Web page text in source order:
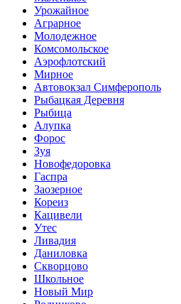
Урожайное
Аграрное
Молодежное
Комсомольское
Аэрофлотский
Мирное
Автовокзал Симферополь
Рыбацкая Деревня
Рыбица
Алупка
Форос
Зуя
Новофедоровка
Гаспра
Заозерное
Кореиз
Кацивели
Утес
Ливадия
Даниловка
Скворцово
Школьное
Новый Мир